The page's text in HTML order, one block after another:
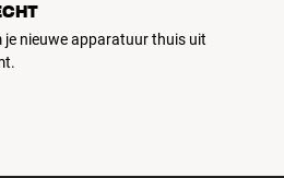
je nieuwe apparatuur thuis uit